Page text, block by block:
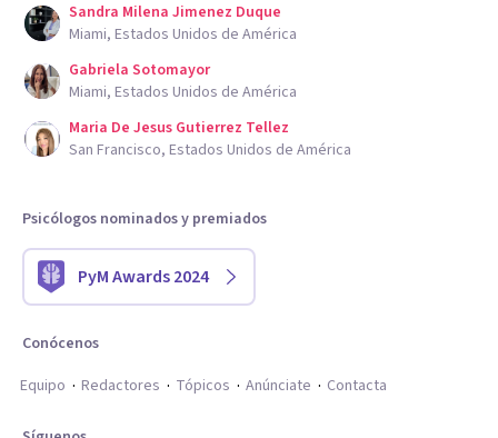
Sandra Milena Jimenez Duque
Miami, Estados Unidos de América
Gabriela Sotomayor
Miami, Estados Unidos de América
Maria De Jesus Gutierrez Tellez
San Francisco, Estados Unidos de América
Psicólogos nominados y premiados
PyM Awards 2024
Conócenos
Equipo
Redactores Tópicos Anúnciate Contacta